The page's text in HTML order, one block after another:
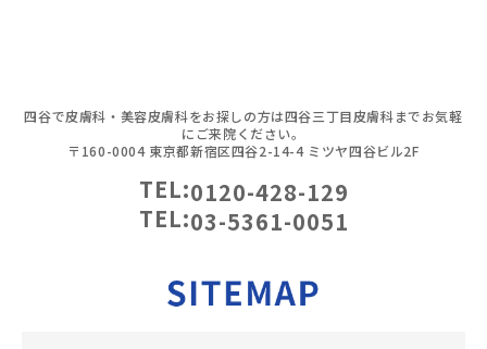
四谷で皮膚科・美容皮膚科をお探しの方は四谷三丁目皮膚科までお気軽
にご来院ください。
〒160-0004 東京都新宿区四谷2-14-4 ミツヤ四谷ビル2F
TEL:0120-428-129
TEL:03-5361-0051